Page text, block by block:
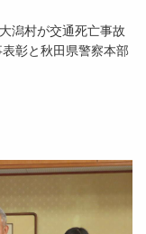
潟村が交通死亡事故
彰と秋田県警察本部